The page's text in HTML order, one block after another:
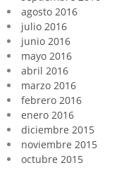
agosto 2016
julio 2016
junio 2016
mayo 2016
abril 2016
marzo 2016
febrero 2016
enero 2016
diciembre 2015
noviembre 2015
octubre 2015